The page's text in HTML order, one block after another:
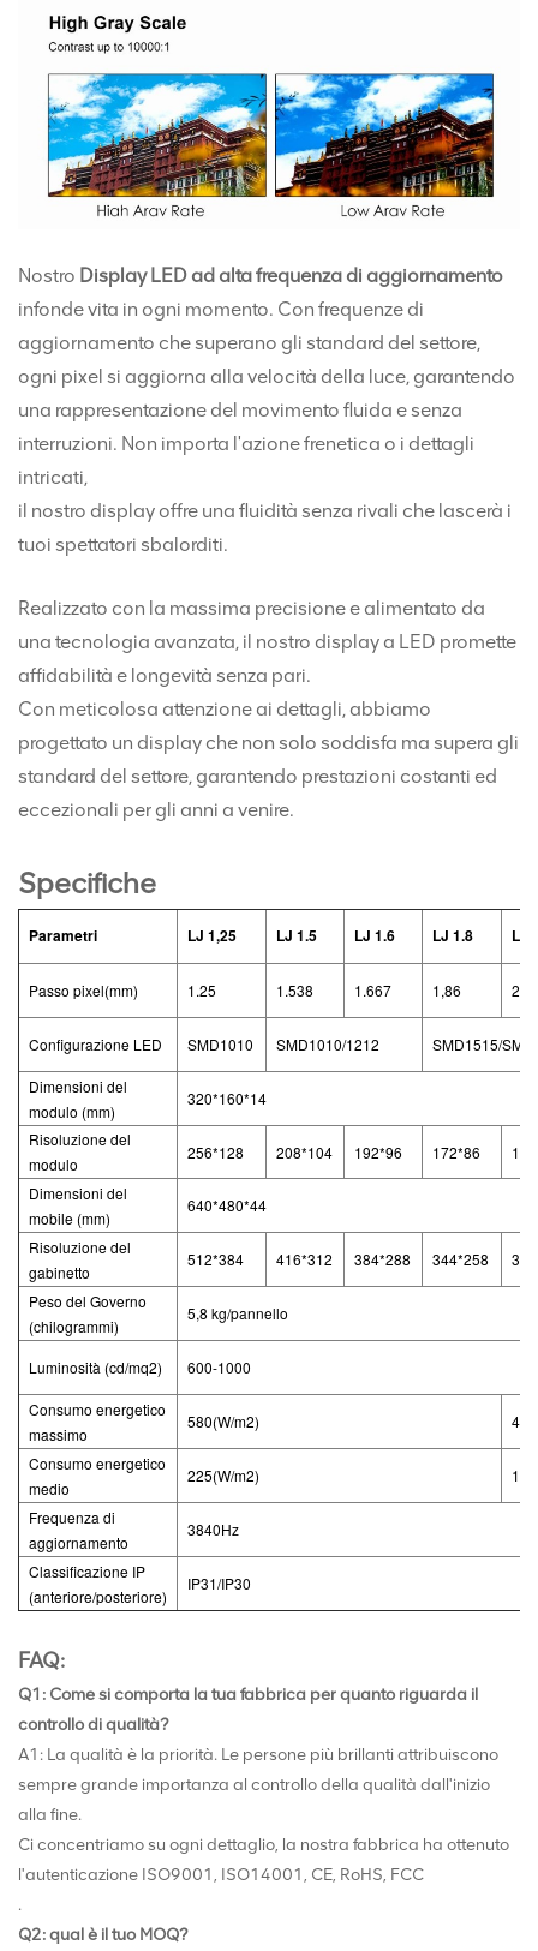
Nostro Display LED ad alta frequenza di aggiornamento
infonde vita in ogni momento. Con frequenze di
aggiornamento che superano gli standard del settore,
ogni pixel si aggiorna alla velocità della luce, garantendo
una rappresentazione del movimento fluida e senza
interruzioni. Non importa l'azione frenetica o i dettagli
intricati,
il nostro display offre una fluidità senza rivali che lascerà i
tuoi spettatori sbalorditi.
Realizzato con la massima precisione e alimentato da
una tecnologia avanzata, il nostro display a LED promette
affidabilità e longevità senza pari.
Con meticolosa attenzione ai dettagli, abbiamo
progettato un display che non solo soddisfa ma supera gli
standard del settore, garantendo prestazioni costanti ed
eccezionali per gli anni a venire.
Specifiche
Parametri LJ 1,25 LJ 1.5 LJ 1.6 LJ 1.8 LJ
Passo pixel(mm) 1.25 1.538 1.667 1,86 2
Configurazione LED SMD1010 SMD1010/1212 SMD1515/
Dimensioni del
modulo (mm)
320*160*14
Risoluzione del
modulo
256*128 208*104 192*96 172*86
Dimensioni del
mobile (mm)
640*480*44
Risoluzione del
gabinetto
512*384 416*312 384*288 344*258
Peso del Governo
(chilogrammi)
5,8 kg/pannello
Luminosità (cd/mq2) 600-1000
Consumo energetico
massimo
580(W/m2)
Consumo energetico
medio
225(W/m2)
Frequenza di
aggiornamento
3840Hz
Classificazione IP
(anteriore/posteriore)
IP31/IP30
FAQ:
Q1: Come si comporta la tua fabbrica per quanto riguarda il
controllo di qualità?
A1: La qualità è la priorità. Le persone più brillanti attribuiscono
sempre grande importanza al controllo della qualità dall'inizio
alla fine.
Ci concentriamo su ogni dettaglio, la nostra fabbrica ha ottenuto
l'autenticazione ISO9001, ISO14001, CE, RoHS, FCC
.
Q2: qual è il tuo MOQ?